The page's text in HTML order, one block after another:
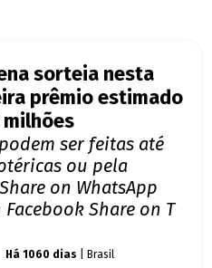
sorteia nesta
prêmio estimado
milhões
ser feitas até
ou pela
on WhatsApp
Facebook Share on T
Há 1060 dias | Brasil